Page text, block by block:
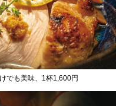
でも美味、1杯1,600円